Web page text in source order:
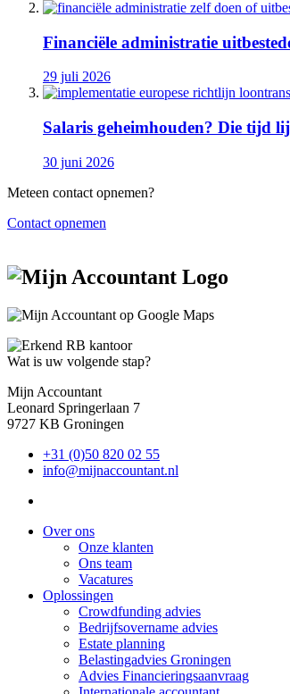
Financiële administratie
29 juli 2026
Salaris geheimhouden? Die tijd
30 juni 2026
Meteen contact opnemen?
Contact opnemen
Wat is uw volgende stap?
Mijn Accountant
Leonard Springerlaan 7
9727 KB Groningen
+31 (0)50 820 02 55
info@mijnaccountant.nl
Over ons
Onze klanten
Ons team
Vacatures
Oplossingen
Crowdfunding advies
Bedrijfsovername advies
Estate planning
Belastingadvies Groningen
Advies Financieringsaanvraag